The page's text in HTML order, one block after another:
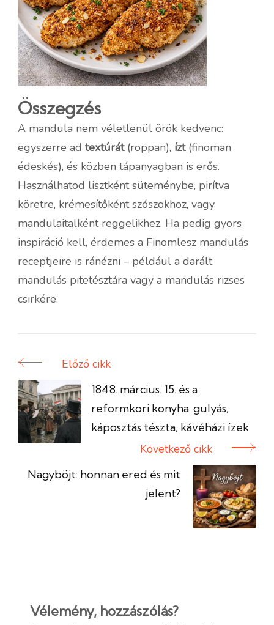
Összegzés
A mandula nem véletlenül örök kedvenc:
egyszerre ad textúrát(roppan), ízt(finoman
édeskés), és közben tápanyagban is erős.
Használhatod lisztként süteménybe, pirítva
köretre, krémesítőként szószokhoz, vagy
mandulaitalként reggelikhez. Ha pedig gyors
inspiráció kell, érdemes a Finomlesz mandulás
receptjeire is ránézni – például a darált
mandulás pitetésztára vagy a mandulás rizses
csirkére.
Bejegyzés
navigáció
Előző cikk
1848. március. 15. és a
reformkori konyha: gulyás,
káposztás tészta, kávéházi ízek
Következő cikk
Nagyböjt: honnan ered és mit
jelent?
Vélemény, hozzászólás?